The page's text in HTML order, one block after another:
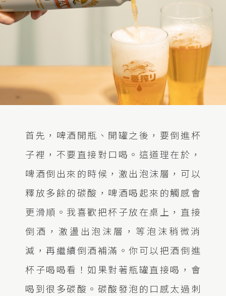
首先，啤酒開瓶、開罐之後，要倒進杯
子裡，不要直接對口喝。這道理在於，
啤酒倒出來的時候，激出泡沫層，可以
釋放多餘的碳酸，啤酒喝起來的觸感會
更滑順。我喜歡把杯子放在桌上，直接
倒酒，激盪出泡沫層，等泡沫稍微消
減，再繼續倒酒補滿。你可以把酒倒進
杯子喝喝看！如果對著瓶罐直接喝，會
喝到很多碳酸。碳酸發泡的口感太過刺